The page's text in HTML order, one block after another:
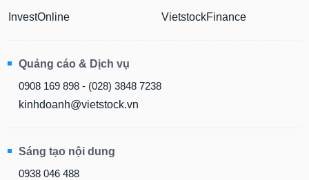
InvestOnline
VietstockFinance
Quảng cáo & Dịch vụ
0908 169 898 - (028) 3848 7238
kinhdoanh@vietstock.vn
Sáng tạo nội dung
0938 046 488
Sách